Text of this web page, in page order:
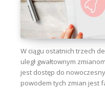
W ciągu ostatnich trzech
uległ gwałtownym
jest dostęp do
powodem tych zmian jest